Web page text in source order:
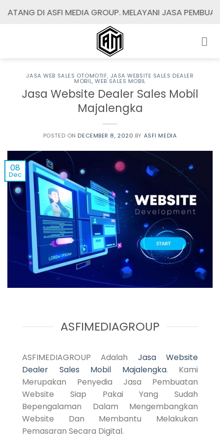
toDI ASFI MEDIA GROUP. MELAYANI JASA PEMBUATAN /
JASA WEB SALES OTOMOTIF, JASA WEBSITE SALES DEALER
MOBIL,WEB SALES MOBIL
Jasa Website Dealer Sales Mobil
Majalengka
POSTED ON DECEMBER 8, 2020 BY ASFI MEDIA
08
Dec
ASFIMEDIAGROUP
ASFIMEDIAGROUP Adalah Jasa Website
Dealer Sales Mobil Majalengka. Kami
Merupakan Penyedia Jasa Pembuatan
Website Siap Pakai Yang Sudah
Bepengalaman Dalam Mengembangkan
Website Dan Membantu Melakukan
Pemasaran Secara Digital.